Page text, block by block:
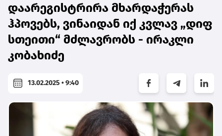
დაარეგისტრირა მხარდაჭერას
ჰპოვებს, ვინაიდან იქ კვლავ „დიფ
სთეითი“ მძლავრობს - ირაკლი
კობახიძე
13.02.2025 • 9:40